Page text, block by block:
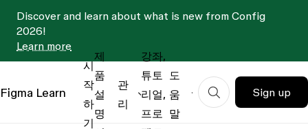
Discover and learn about what is new from Config
2026!
Learn more
Figma Learn
시
작
하
기
제
품
설
명
관
리
강좌,
튜토
리얼,
프로
도
움
말
Sign up